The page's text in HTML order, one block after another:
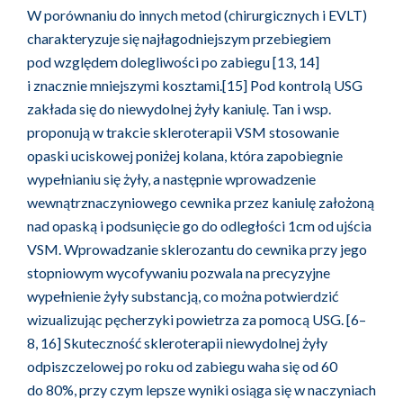
W porównaniu do innych metod (chirurgicznych i EVLT)
charakteryzuje się najłagodniejszym przebiegiem
pod względem dolegliwości po zabiegu [13, 14]
i znacznie mniejszymi kosztami.[15] Pod kontrolą USG
zakłada się do niewydolnej żyły kaniulę. Tan i wsp.
proponują w trakcie skleroterapii VSM stosowanie
opaski uciskowej poniżej kolana, która zapobiegnie
wypełnianiu się żyły, a następnie wprowadzenie
wewnątrznaczyniowego cewnika przez kaniulę założoną
nad opaską i podsunięcie go do odległości 1cm od ujścia
VSM. Wprowadzanie sklerozantu do cewnika przy jego
stopniowym wycofywaniu pozwala na precyzyjne
wypełnienie żyły substancją, co można potwierdzić
wizualizując pęcherzyki powietrza za pomocą USG. [6–
8, 16] Skuteczność skleroterapii niewydolnej żyły
odpiszczelowej po roku od zabiegu waha się od 60
do 80%, przy czym lepsze wyniki osiąga się w naczyniach